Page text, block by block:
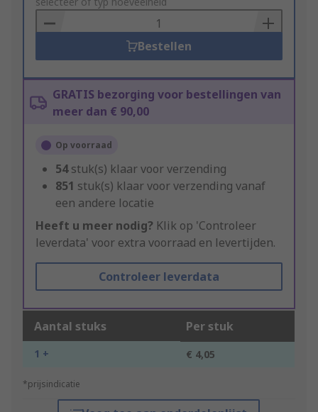
to
Basket
Bestellen
GRATIS bezorging voor bestellingen van
meer dan € 90,00
Op voorraad
54stuk(s) klaar voor verzending
851 stuk(s) klaar voor verzending vanaf
een andere locatie
Heeft u meer nodig? Klik op 'Controleer
leverdata' voor extra voorraad en levertijden.
Controleer leverdata
Aantal stuks Per stuk
1 + € 4,05
*prijsindicatie